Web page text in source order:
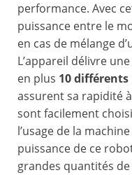
performance. Avec
puissance entre le
en cas de mélange
L’appareil délivre
en plus 10 différents
assurent sa rapidité
sont facilement
l’usage de la
puissance de ce
grandes quantités